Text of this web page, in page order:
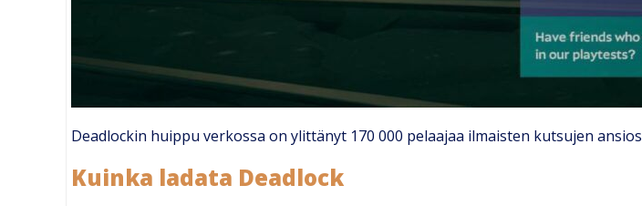
Deadlockin huippu verkossa on ylittänyt 170 000 pelaajaa ilmaisten kutsujen
Kuinka ladata Deadlock